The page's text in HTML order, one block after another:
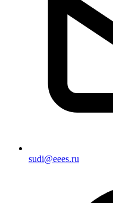
sudi@eees.ru